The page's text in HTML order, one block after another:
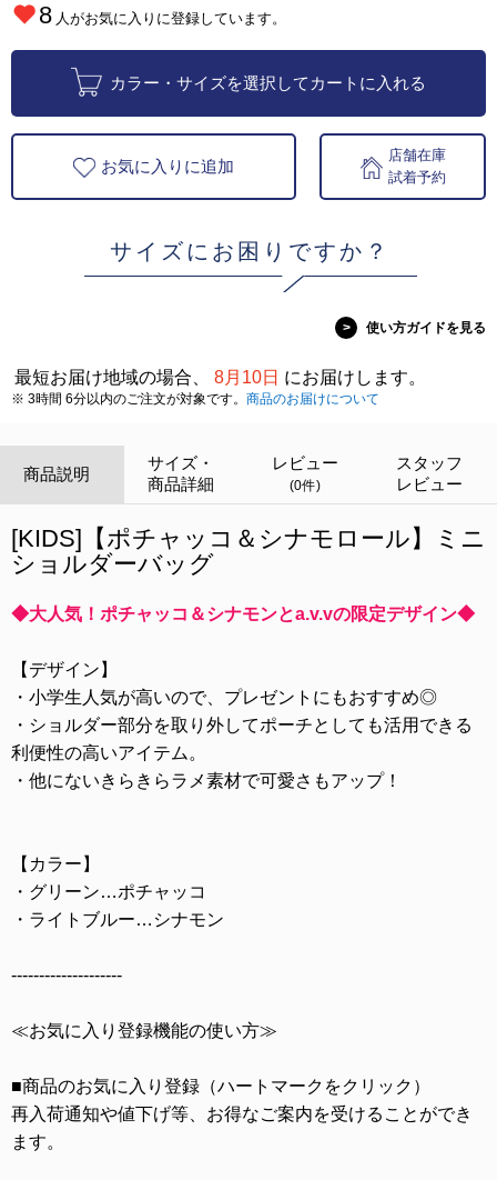
8 人がお気に入りに登録しています。
カラー・サイズを選択してカートに入れる
お気に入りに追加
店舗在庫
試着予約
サイズにお困りですか？
> 使い方ガイドを見る
最短お届け地域の場合、 8月10日 にお届けします。
※ 3時間 6分以内のご注文が対象です。 商品のお届けについて
商品説明
サイズ・
商品詳細
レビュー
(0件)
スタッフ
レビュー
[KIDS]【ポチャッコ＆シナモロール】ミニ
ショルダーバッグ
◆大人気！ポチャッコ＆シナモンとa.v.vの限定デザイン◆
【デザイン】
・小学生人気が高いので、プレゼントにもおすすめ◎
・ショルダー部分を取り外してポーチとしても活用できる
利便性の高いアイテム。
・他にないきらきらラメ素材で可愛さもアップ！
【カラー】
・グリーン…ポチャッコ
・ライトブルー…シナモン
--------------------
≪お気に入り登録機能の使い方≫
■商品のお気に入り登録（ハートマークをクリック）
再入荷通知や値下げ等、お得なご案内を受けることができ
ます。